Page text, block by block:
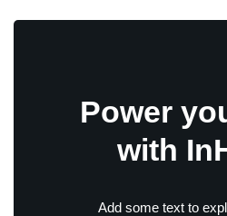
Power
with
Add some text to